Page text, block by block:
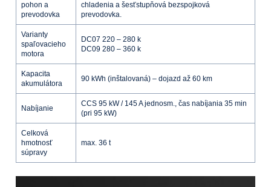
pohon a
prevodovka
chladenia a šesťstupňová bezspojková
prevodovka.
Varianty
spaľovacieho
motora
DC07 220 – 280 k
DC09 280 – 360 k
Kapacita
akumulátora
90 kWh (inštalovaná) – dojazd až 60 km
Nabíjanie
CCS 95 kW / 145 A jednosm., čas nabíjania 35 min
(pri 95 kW)
Celková
hmotnosť
súpravy
max. 36 t